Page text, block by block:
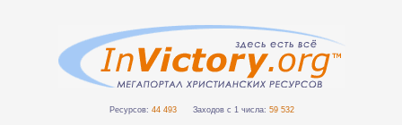
Ресурсов: 44 493 Заходов с 1 числа: 59 532